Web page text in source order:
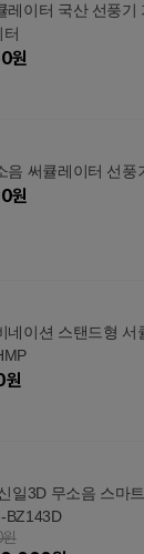
레이터 국산 선풍기
터
원
음 써큘레이터 선풍
원
네이션 스탠드형 서
원
일3D 무소음 스마
BZ143D